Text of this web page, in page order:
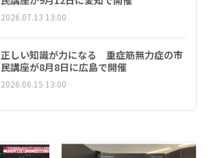
2026.07.13 13:00
正しい知識が力になる 重症筋無力症の市
民講座が8月8日に広島で開催
2026.06.15 13:00